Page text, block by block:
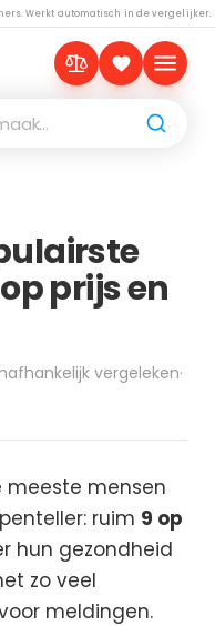
Werkt automatisch in de vergelijker.
prijs en
vergeleken·
meeste mensen
ruim 9 op
hun gezondheid
zo veel
meldingen.